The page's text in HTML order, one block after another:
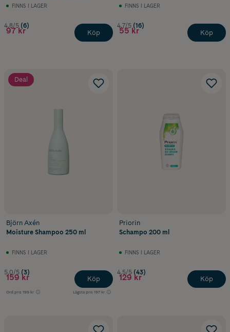
FINNS I LAGER
4.8/5 (6)
97 kr Köp
FINNS I LAGER
4.7/5 (16)
55 kr Köp
Deal
Björn Axén
Moisture Shampoo 250 ml
FINNS I LAGER
5.0/5 (3)
159 kr
Ord.pris 199 kr Lägsta pris 197 kr
Köp
Priorin
Schampo 200 ml
FINNS I LAGER
4.5/5 (43)
129 kr Köp